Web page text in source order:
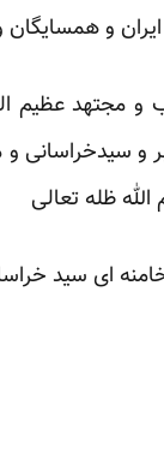
ایران و
و مجتهد
و سیدخراسانی
الله ظله تعالی
ای سید